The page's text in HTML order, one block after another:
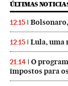
ÚLTIMAS
12:15
12:15 Lula, uma
21:14
O
impostos para